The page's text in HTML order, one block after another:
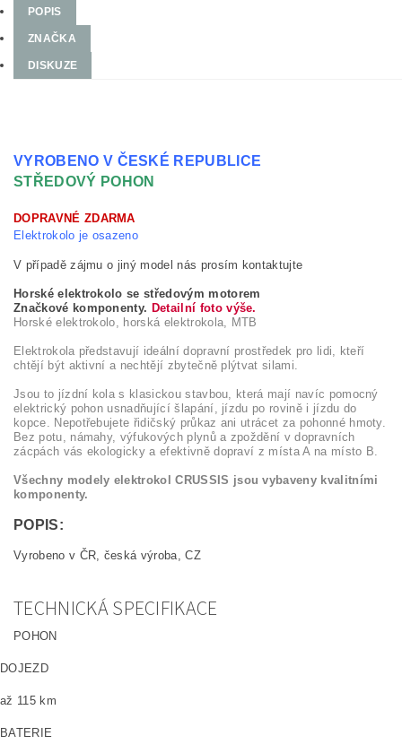
POPIS
ZNAČKA
DISKUZE
VYROBENO V ČESKÉ REPUBLICE
STŘEDOVÝ POHON
DOPRAVNÉ ZDARMA
Elektrokolo je osazeno
V případě zájmu o jiný model nás prosím kontaktujte
Horské elektrokolo se středovým motorem
Značkové komponenty. Detailní foto výše.
Horské elektrokolo, horská elektrokola, MTB
Elektrokola představují ideální dopravní prostředek pro lidi, kteří
chtějí být aktivní a nechtějí zbytečně plýtvat silami.
Jsou to jízdní kola s klasickou stavbou, která mají navíc pomocný
elektrický pohon usnadňující šlapání, jízdu po rovině i jízdu do
kopce. Nepotřebujete řidičský průkaz ani utrácet za pohonné hmoty.
Bez potu, námahy, výfukových plynů a zpoždění v dopravních
zácpách vás ekologicky a efektivně dopraví z místa A na místo B.
Všechny modely elektrokol CRUSSIS jsou vybaveny kvalitními
komponenty.
POPIS:
Vyrobeno v ČR, česká výroba, CZ
TECHNICKÁ SPECIFIKACE
POHON
DOJEZD
až 115 km
BATERIE